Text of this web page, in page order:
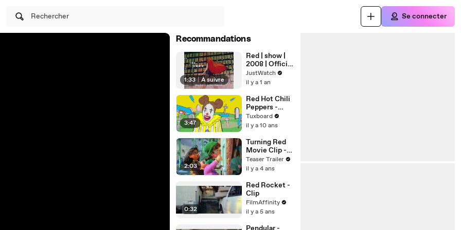
Rechercher Se connecter
Recommandations
1:33 À suivre
Red | show |
2008 | Official
Clip
JustWatch
il y a 1 an
3:47
Red Hot Chili
Peppers -
Sick Love
Tuxboard
il y a 10 ans
2:03
Turning Red
Movie Clip -
You're So
Fluffy
Teaser Trailer
il y a 4 ans
0:32
Red Rocket -
Clip
FilmAffinity
il y a 5 ans